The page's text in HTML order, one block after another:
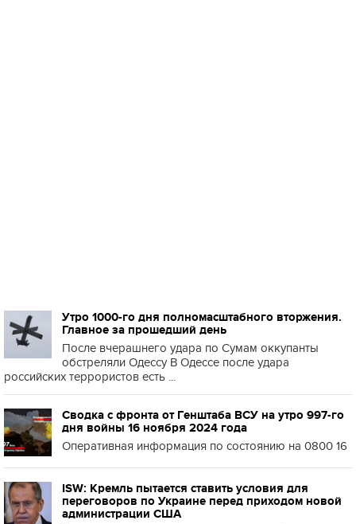
Утро 1000-го дня полномасштабного вторжения.
Главное за прошедший день
После вчерашнего удара по Сумам оккупанты
обстреляли Одессу В Одессе после удара
российских террористов есть ...
Сводка с фронта от Генштаба ВСУ на утро 997-го
дня войны 16 ноября 2024 года
Оперативная информация по состоянию на 0800 16
ISW: Кремль пытается ставить условия для
переговоров по Украине перед приходом новой
администрации США